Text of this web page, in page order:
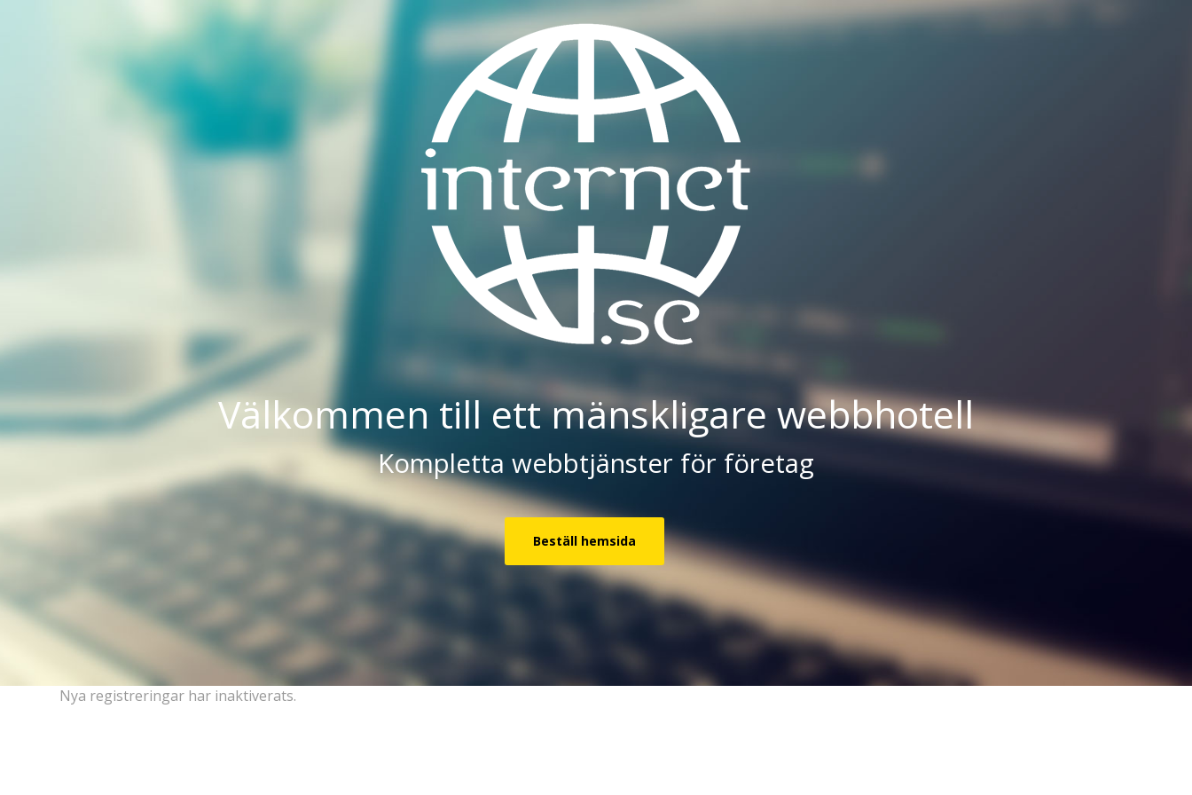
Välkommen till ett mänskligare webbhotell
Kompletta webbtjänster för företag
Beställ hemsida
Nya registreringar har inaktiverats.